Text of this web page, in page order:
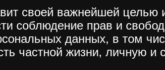
своей важнейшей целью
соблюдение прав и
данных, в том
частной жизни, личную и